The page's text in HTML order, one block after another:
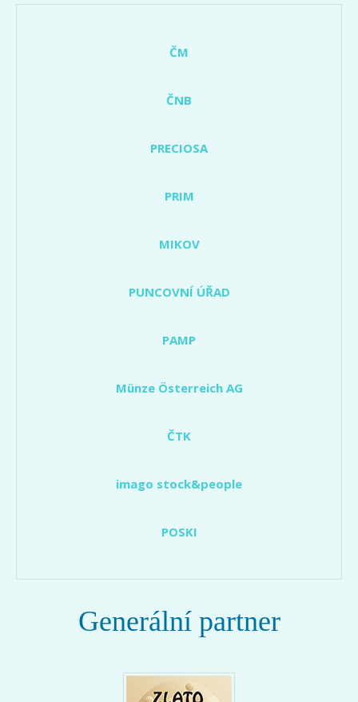
ČM
ČNB
PRECIOSA
PRIM
MIKOV
PUNCOVNÍ ÚŘAD
PAMP
Münze Österreich AG
ČTK
imago stock&people
POSKI
Generální partner